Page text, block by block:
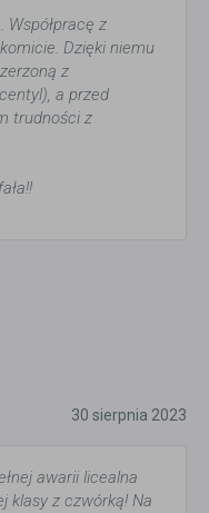
z
Dzięki niemu
z
a przed
trudności z
30 sierpnia 2023
awarii licealna
klasy z czwórką! Na